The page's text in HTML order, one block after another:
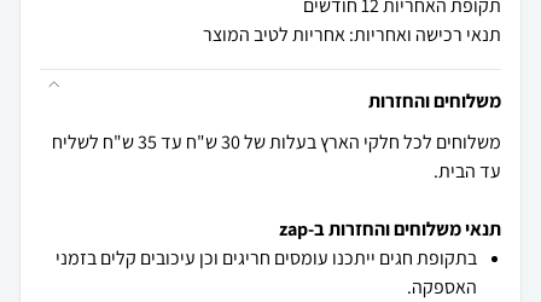
תקופת האחריות 12 חודשים
תנאי רכישה ואחריות: אחריות לטיב המוצר
משלוחים והחזרות
משלוחים לכל חלקי הארץ בעלות של 30 ש"ח עד 35 ש"ח לשליח
עד הבית.
תנאי משלוחים והחזרות ב-zap
בתקופת חגים ייתכנו עומסים חריגים וכן עיכובים קלים בזמני
האספקה.